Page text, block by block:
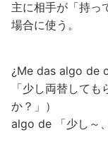
主に相手が「持っ
場合に使う。
¿Me das algo de
「少し両替して
か？」）
algo de 「少し～